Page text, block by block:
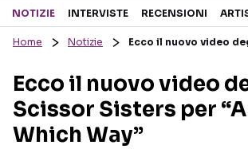
Sezioni
RECENSIONI MUSICALI
INTERVISTE
GOSSIP E CURIOSITÀ
TESTI
TOUR ED
NOTIZIE INTERVISTE RECENSIONI
Home Notizie Ecco il nuovo video
Ecco il nuovo video
Scissor Sisters per
Which Way”